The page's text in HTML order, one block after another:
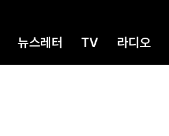
뉴스레터 TV 라디오